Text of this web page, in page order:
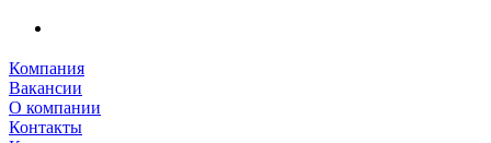
Компания
Вакансии
О компании
Контакты